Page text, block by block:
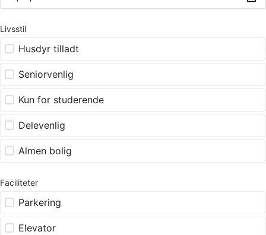
Livsstil
Husdyr tilladt
Seniorvenlig
Kun for studerende
Delevenlig
Almen bolig
Faciliteter
Parkering
Elevator